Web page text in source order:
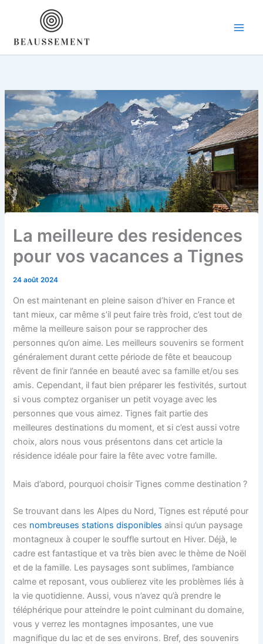
La meilleure des residences
pour vos vacances a Tignes
24 août 2024
On est maintenant en pleine saison d’hiver en France et
tant mieux, car même s’il peut faire très froid, c’est tout de
même la meilleure saison pour se rapprocher des
personnes qu’on aime. Les meilleurs souvenirs se forment
généralement durant cette période de fête et beaucoup
rêvent de finir l’année en beauté avec sa famille et/ou ses
amis. Cependant, il faut bien préparer les festivités, surtout
si vous comptez organiser un petit voyage avec les
personnes que vous aimez. Tignes fait partie des
meilleures destinations du moment, et si c’est aussi votre
choix, alors nous vous présentons dans cet article la
résidence idéale pour faire la fête avec votre famille.
Mais d’abord, pourquoi choisir Tignes comme destination ?
Se trouvant dans les Alpes du Nord, Tignes est réputé pour
ces nombreuses stations disponibles ainsi qu’un paysage
montagneux à couper le souffle surtout en Hiver. Déjà, le
cadre est fantastique et va très bien avec le thème de Noël
et de la famille. Les paysages sont sublimes, l’ambiance
calme et reposant, vous oublierez vite les problèmes liés à
la vie quotidienne. Aussi, vous n’avez qu’à prendre le
téléphérique pour atteindre le point culminant du domaine,
vous y verrez les montagnes imposantes, une vue
magnifique du lac et de ses environs. Bref, des souvenirs